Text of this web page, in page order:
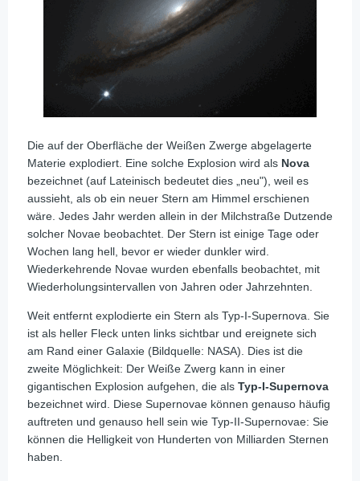
Die auf der Oberfläche der Weißen Zwerge abgelagerte
Materie explodiert. Eine solche Explosion wird als Nova
bezeichnet (auf Lateinisch bedeutet dies „neu"), weil es
aussieht, als ob ein neuer Stern am Himmel erschienen
wäre. Jedes Jahr werden allein in der Milchstraße Dutzende
solcher Novae beobachtet. Der Stern ist einige Tage oder
Wochen lang hell, bevor er wieder dunkler wird.
Wiederkehrende Novae wurden ebenfalls beobachtet, mit
Wiederholungsintervallen von Jahren oder Jahrzehnten.
Weit entfernt explodierte ein Stern als Typ-I-Supernova. Sie
ist als heller Fleck unten links sichtbar und ereignete sich
am Rand einer Galaxie (Bildquelle: NASA). Dies ist die
zweite Möglichkeit: Der Weiße Zwerg kann in einer
gigantischen Explosion aufgehen, die als Typ-I-Supernova
bezeichnet wird. Diese Supernovae können genauso häufig
auftreten und genauso hell sein wie Typ-II-Supernovae: Sie
können die Helligkeit von Hunderten von Milliarden Sternen
haben.